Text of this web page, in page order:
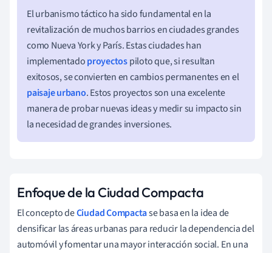
El urbanismo táctico ha sido fundamental en la
revitalización de muchos barrios en ciudades grandes
como Nueva York y París. Estas ciudades han
implementadoproyectospiloto que, si resultan
exitosos, se convierten en cambios permanentes en el
paisaje urbano. Estos proyectos son una excelente
manera de probar nuevas ideas y medir su impacto sin
la necesidad de grandes inversiones.
Enfoque de la Ciudad Compacta
El concepto deCiudad Compactase basa en la idea de
densificar las áreas urbanas para reducir la dependencia del
automóvil y fomentar una mayor interacción social. En una